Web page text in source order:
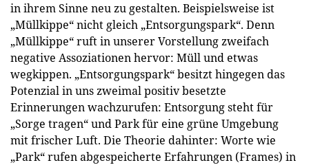
in ihrem Sinne neu zu gestalten. Beispielsweise ist
„Müllkippe“ nicht gleich „Entsorgungspark“. Denn
„Müllkippe“ ruft in unserer Vorstellung zweifach
negative Assoziationen hervor: Müll und etwas
wegkippen. „Entsorgungspark“ besitzt hingegen das
Potenzial in uns zweimal positiv besetzte
Erinnerungen wachzurufen: Entsorgung steht für
„Sorge tragen“ und Park für eine grüne Umgebung
mit frischer Luft. Die Theorie dahinter: Worte wie
„Park“ rufen abgespeicherte Erfahrungen (Frames) in